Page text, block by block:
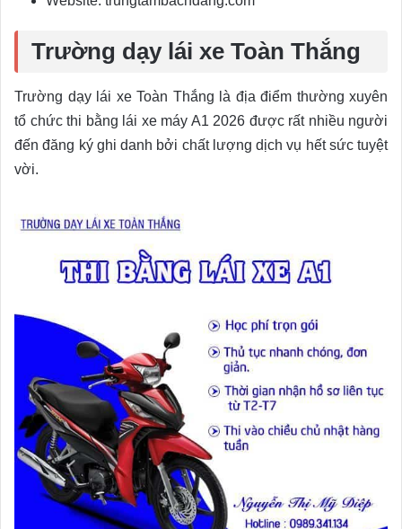
Trường dạy lái xe Toàn Thắng
Trường dạy lái xe Toàn Thắng là địa điểm thường xuyên
tổ chức thi bằng lái xe máy A1 2026 được rất nhiều người
đến đăng ký ghi danh bởi chất lượng dịch vụ hết sức tuyệt
vời.